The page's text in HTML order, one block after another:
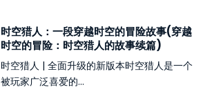
时空猎人：一段穿越时空的冒险故事(穿越
时空的冒险：时空猎人的故事续篇)
时空猎人 | 全面升级的新版本时空猎人是一个
被玩家广泛喜爱的...